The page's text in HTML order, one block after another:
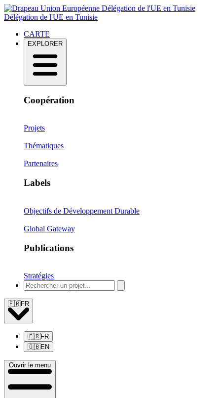
Délégation de l'UE en Tunisie
Délégation de l'UE en Tunisie
CARTE
EXPLORER
Coopération
Projets
Thématiques
Partenaires
Labels
Objectifs de Développement Durable
Global Gateway
Publications
Stratégies
🇫🇷FR
🇫🇷FR
🇬🇧EN
Ouvrir le menu